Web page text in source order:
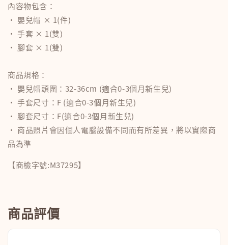
內容物包含：
• 嬰兒帽 × 1(件)
• 手套 × 1(雙)
• 腳套 × 1(雙)
商品規格：
• 嬰兒帽頭圍：32-36cm (適合0-3個月新生兒)
• 手套尺寸：F (適合0-3個月新生兒)
• 腳套尺寸：F(適合0-3個月新生兒)
• 商品照片會因個人電腦設備不同而有所差異，將以實際商
品為準
【商檢字號:M37295】
商品評價